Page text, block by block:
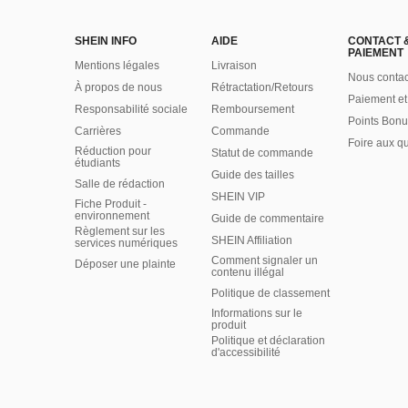
SHEIN INFO
Mentions légales
À propos de nous
Responsabilité sociale
Carrières
Réduction pour
étudiants
Salle de rédaction
Fiche Produit -
environnement
Règlement sur les
services numériques
Déposer une plainte
AIDE
Livraison
Rétractation/Retours
Remboursement
Commande
Statut de commande
Guide des tailles
SHEIN VIP
Guide de commentaire
SHEIN Affiliation
Comment signaler un
contenu illégal
Politique de classement
Informations sur le
produit
Politique et déclaration
d'accessibilité
CONTACT
PAIEMENT
Nous
Paiement
Points
Foire aux